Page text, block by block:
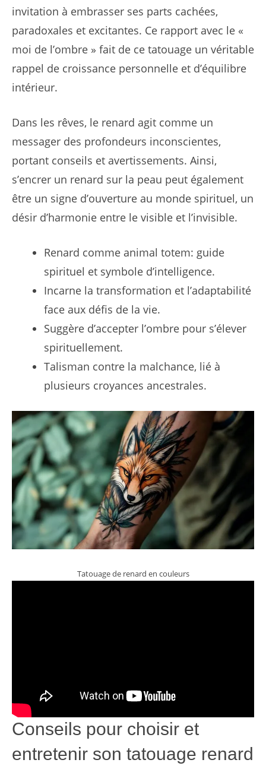
invitation à embrasser ses parts cachées,
paradoxales et excitantes. Ce rapport avec le «
moi de l’ombre » fait de ce tatouage un véritable
rappel de croissance personnelle et d’équilibre
intérieur.
Dans les rêves, le renard agit comme un
messager des profondeurs inconscientes,
portant conseils et avertissements. Ainsi,
s’encrer un renard sur la peau peut également
être un signe d’ouverture au monde spirituel, un
désir d’harmonie entre le visible et l’invisible.
Renard comme animal totem: guide
spirituel et symbole d’intelligence.
Incarne la transformation et l’adaptabilité
face aux défis de la vie.
Suggère d’accepter l’ombre pour s’élever
spirituellement.
Talisman contre la malchance, lié à
plusieurs croyances ancestrales.
Tatouage de renard en couleurs
Conseils pour choisir et
entretenir son tatouage renard